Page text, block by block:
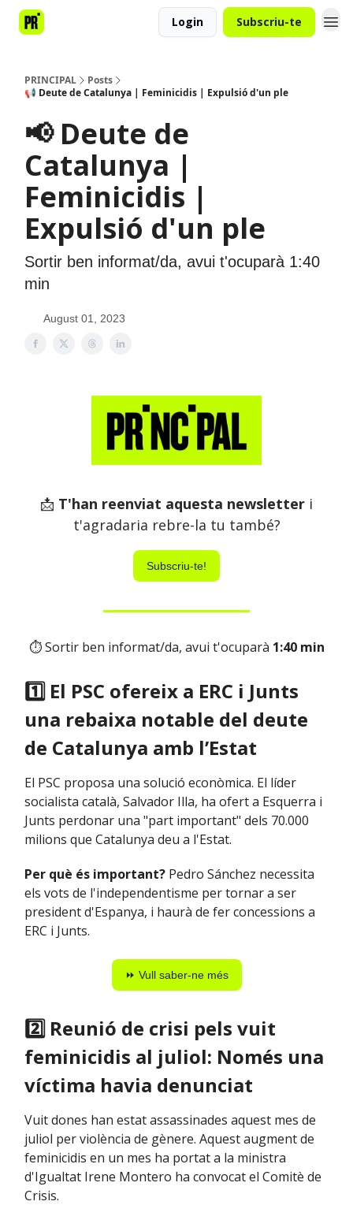
Login Subscriu-te
PRINCIPAL
Posts
📢 Deute de Catalunya | Feminicidis | Expulsió d'un ple
📢 Deute de
Catalunya |
Feminicidis |
Expulsió d'un ple
Sortir ben informat/da, avui t'ocuparà 1:40
min
August 01, 2023
📩 T'han reenviat aquesta newsletter i
t'agradaria rebre-la tu també?
Subscriu-te!
⏱ Sortir ben informat/da, avui t'ocuparà 1:40 min
1️⃣ El PSC ofereix a ERC i Junts
una rebaixa notable del deute
de Catalunya amb l’Estat
El PSC proposa una solució econòmica. El líder
socialista català, Salvador Illa, ha ofert a Esquerra i
Junts perdonar una "part important" dels 70.000
milions que Catalunya deu a l'Estat.
Per què és important? Pedro Sánchez necessita
els vots de l'independentisme per tornar a ser
president d'Espanya, i haurà de fer concessions a
ERC i Junts.
⏩ Vull saber-ne més
2️⃣ Reunió de crisi pels vuit
feminicidis al juliol: Només una
víctima havia denunciat
Vuit dones han estat assassinades aquest mes de
juliol per violència de gènere. Aquest augment de
feminicidis en un mes ha portat a la ministra
d'Igualtat Irene Montero ha convocat el Comitè de
Crisis.